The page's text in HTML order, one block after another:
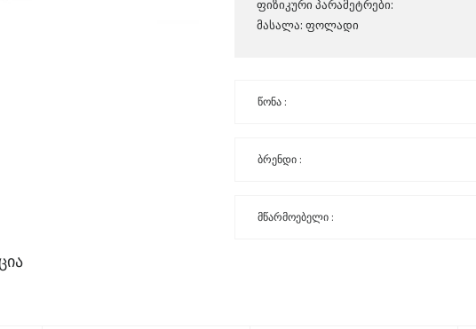
ფიზიკური პარამეტრები:
მასალა: ფოლადი
წონა :
ბრენდი :
მწარმოებელი :